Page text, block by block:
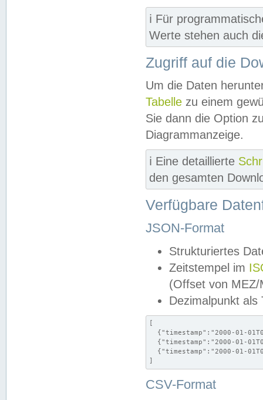
ℹ️ Für
Werte stehen auch
Zugriff auf die
Um die Daten
Tabelle zu einem
Sie dann die Option
Diagrammanzeige.
ℹ️ Eine detaillierte
den gesamten
Verfügbare
JSON-Format
Strukturiertes
Zeitstempel im
(Offset von MEZ/
Dezimalpunkt als
[
{"timestamp":"2000-01-
{"timestamp":"2000-01-
{"timestamp":"2000-01-
]
CSV-Format